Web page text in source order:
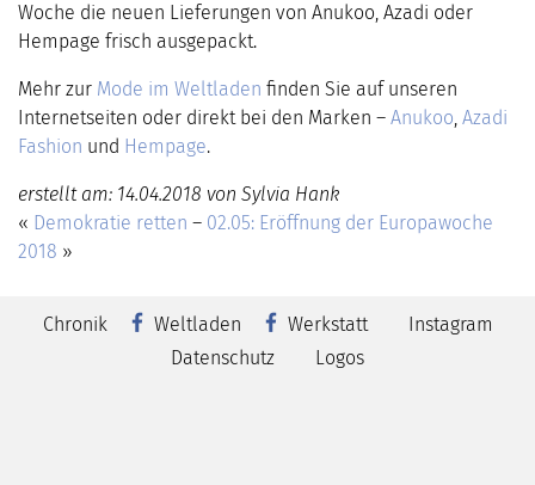
Woche die neuen Lieferungen von Anukoo, Azadi oder
Hempage frisch ausgepackt.
Mehr zur Mode im Weltladen finden Sie auf unseren
Internetseiten oder direkt bei den Marken – Anukoo, Azadi
Fashion und Hempage.
erstellt am: 14.04.2018 von Sylvia Hank
« Demokratie retten – 02.05: Eröffnung der Europawoche
2018 »
Chronik Weltladen Werkstatt
Instagram
Datenschutz
Logos